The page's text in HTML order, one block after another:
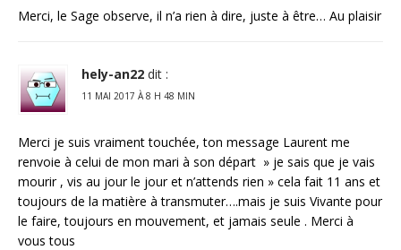
Merci, le Sage observe, il n’a rien à dire, juste à être… Au plaisir
hely-an22 dit :
11 MAI 2017 À 8 H 48 MIN
Merci je suis vraiment touchée, ton message Laurent me
renvoie à celui de mon mari à son départ » je sais que je vais
mourir , vis au jour le jour et n’attends rien » cela fait 11 ans et
toujours de la matière à transmuter….mais je suis Vivante pour
le faire, toujours en mouvement, et jamais seule . Merci à
vous tous